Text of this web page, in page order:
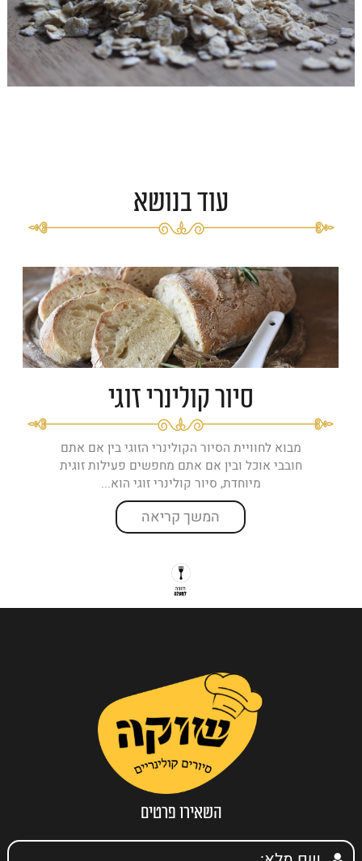
עוד בנושא
סיור קולינרי זוגי
מבוא לחוויית הסיור הקולינרי הזוגי בין אם אתם
חובבי אוכל ובין אם אתם מחפשים פעילות זוגית
מיוחדת, סיור קולינרי זוגי הוא...
המשך קריאה
השאירו פרטים